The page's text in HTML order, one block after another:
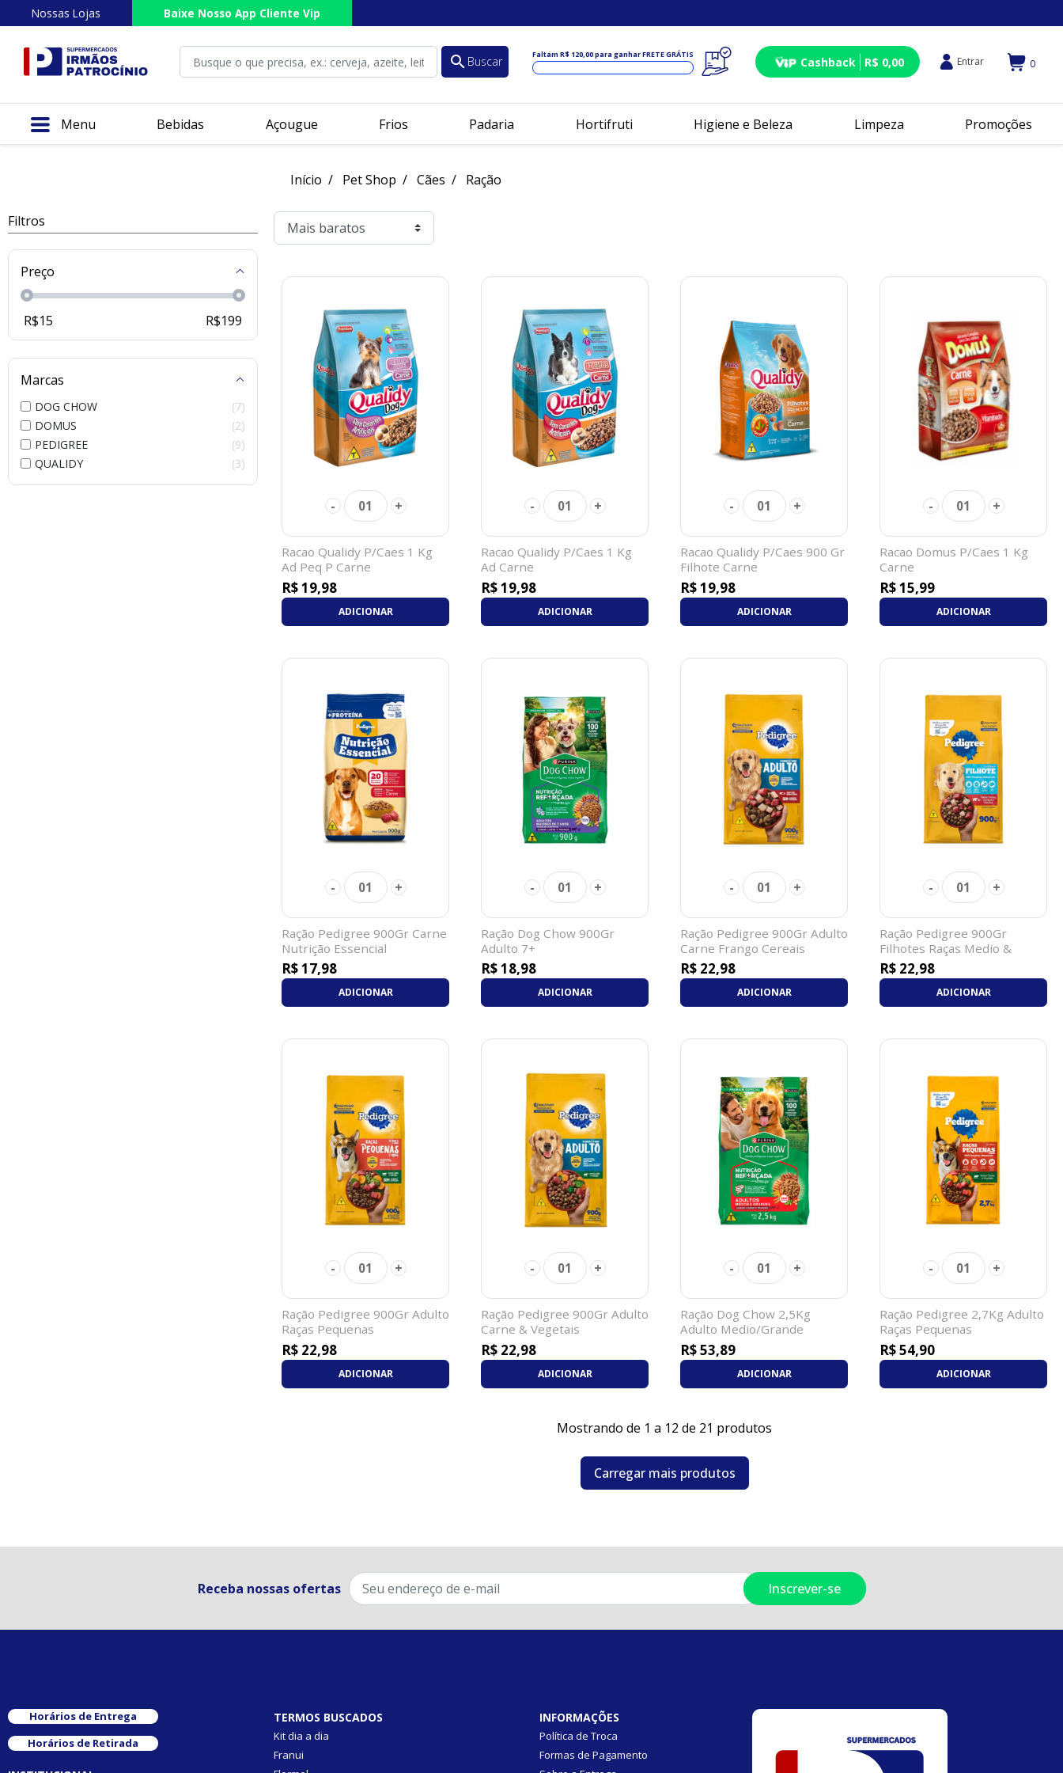
Nossas Lojas Baixe Nosso App Cliente Vip
search Buscar Faltam R$ 120,00para ganhar FRETE GRÁTIS Cashback R$ 0,00 Entrar 0
Menu Bebidas Açougue Frios Padaria Hortifruti Higiene e Beleza Limpeza Promoções
Início Pet Shop Cães Ração
Filtros
Preço
R$15 R$199
Marcas
DOG CHOW
7
DOMUS
2
PEDIGREE
9
QUALIDY
3
- 01 +
Racao Qualidy P/Caes 1 Kg
Ad Peq P Carne
R$ 19,98
ADICIONAR
- 01 +
Racao Qualidy P/Caes 1 Kg
Ad Carne
R$ 19,98
ADICIONAR
- 01 +
Racao Qualidy P/Caes 900 Gr
Filhote Carne
R$ 19,98
ADICIONAR
- 01 +
Racao Domus P/Caes 1 Kg
Carne
R$ 15,99
ADICIONAR
- 01 +
Ração Pedigree 900Gr Carne
Nutrição Essencial
R$ 17,98
ADICIONAR
- 01 +
Ração Dog Chow 900Gr
Adulto 7+
R$ 18,98
ADICIONAR
- 01 +
Ração Pedigree 900Gr Adulto
Carne Frango Cereais
R$ 22,98
ADICIONAR
- 01 +
Ração Pedigree 900Gr
Filhotes Raças Medio &
Grande
R$ 22,98
ADICIONAR
- 01 +
Ração Pedigree 900Gr Adulto
Raças Pequenas
R$ 22,98
ADICIONAR
- 01 +
Ração Pedigree 900Gr Adulto
Carne & Vegetais
R$ 22,98
ADICIONAR
- 01 +
Ração Dog Chow 2,5Kg
Adulto Medio/Grande
R$ 53,89
ADICIONAR
- 01 +
Ração Pedigree 2,7Kg Adulto
Raças Pequenas
R$ 54,90
ADICIONAR
Mostrando de 1 a 12 de 21 produtos
Carregar mais produtos
Receba nossas ofertas
Horários de Entrega
Horários de Retirada
TERMOS BUSCADOS
Kit dia a dia
Franui
INFORMAÇÕES
Política de Troca
Formas de Pagamento